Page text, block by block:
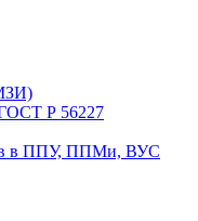
Р 56227
в ППУ, ППМи, ВУС